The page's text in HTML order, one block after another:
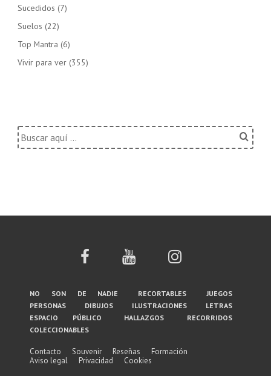
Sucedidos (7)
Suelos (22)
Top Mantra (6)
Vivir para ver (355)
Buscar
por:
Menú
del
pie
de
no son de nadie recortables
juegos
personas
dibujos ilustraciones
letras
espacio público
hallazgos
recorridos
coleccionables
Contacto Souvenir Reseñas
Formación
Aviso legal
Privacidad Cookies